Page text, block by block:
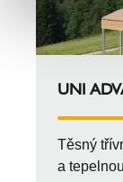
UNI
Těsný
a